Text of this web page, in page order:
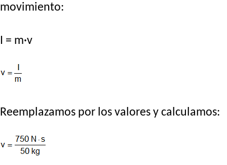
movimiento:
I = m·v
Reemplazamos por los valores y calculamos: